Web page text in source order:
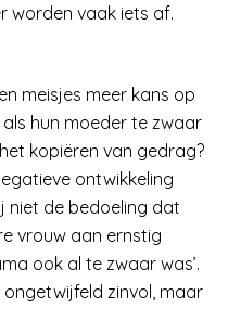
worden vaak iets af.
meisjes meer kans op
hun moeder te zwaar
kopiëren van gedrag?
ontwikkeling
niet de bedoeling dat
vrouw aan ernstig
ook al te zwaar was’.
zinvol, maar